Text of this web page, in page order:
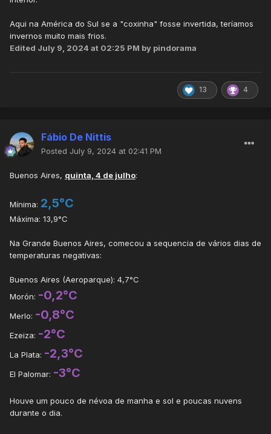
Aqui na América do Sul se a "coxinha" fosse invertida, teríamos
invernos muito mais frios.
Edited July 9, 2024 at 02:25 PM by pindorama
13 4
Fábio De Nittis
Posted July 9, 2024 at 02:41 PM
Buenos Aires, quinta, 4 de julho:
Mínima: 2,5°C
Máxima: 13,9°C
Na Grande Buenos Aires, comecou a sequencia de vários dias de
temperaturas negativas:
Buenos Aires (Aeroparque): 4,7°C
Morón: -0,2°C
Merlo: -0,8°C
Ezeiza: -2°C
La Plata: -2,3°C
El Palomar: -3°C
Houve um pouco de névoa de manha e sol e poucas nuvens
durante o dia.